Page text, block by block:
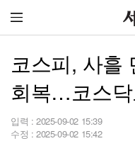
코스피, 사흘
회복…코스
입력 : 2025-09-02 15:39
수정 : 2025-09-02 15:42